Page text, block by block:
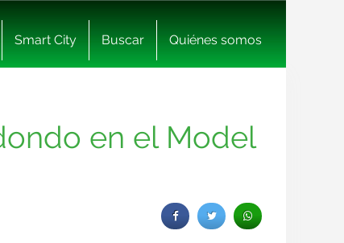
Smart City Buscar Quiénes somos
en el Model